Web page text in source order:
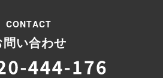
CONTACT
問い合わせ